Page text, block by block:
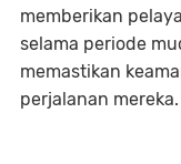
memberikan
selama periode
memastikan
perjalanan mereka.